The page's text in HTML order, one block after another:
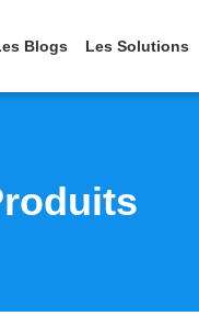
Blogs Les Solutions